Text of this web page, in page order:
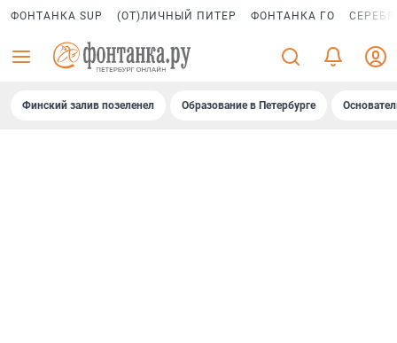
ФОНТАНКА SUP (ОТ)ЛИЧНЫЙ ПИТЕР ФОНТАНКА ГО
Финский залив позеленел Образование в Петербурге